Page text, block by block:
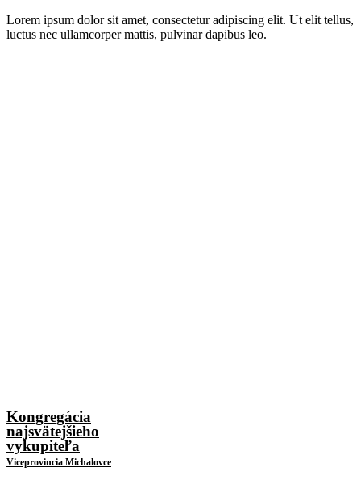
Lorem ipsum dolor sit amet, consectetur adipiscing elit. Ut elit tellus,
luctus nec ullamcorper mattis, pulvinar dapibus leo.
Kongregácia
najsvätejšieho
vykupiteľa
Viceprovincia Michalovce